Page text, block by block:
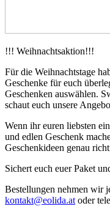
!!! Weihnachtsaktion!!!
Für die Weihnachtstage
Geschenke für euch
Geschenken auswählen.
schaut euch unsere
Wenn ihr euren liebsten
und edlen Geschenk
Geschenkideen genau
Sichert euch euer Paket
Bestellungen nehmen wir
kontakt@eolida.at oder